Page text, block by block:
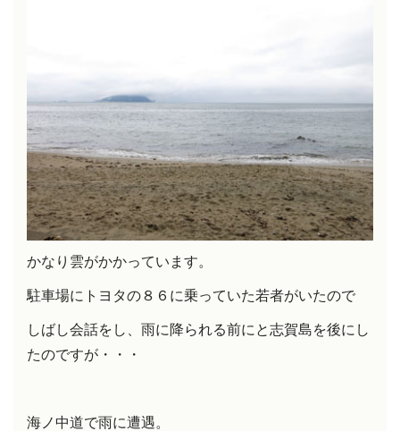
かなり雲がかかっています。
駐車場にトヨタの８６に乗っていた若者がいたので
しばし会話をし、雨に降られる前にと志賀島を後にし
たのですが・・・
海ノ中道で雨に遭遇。